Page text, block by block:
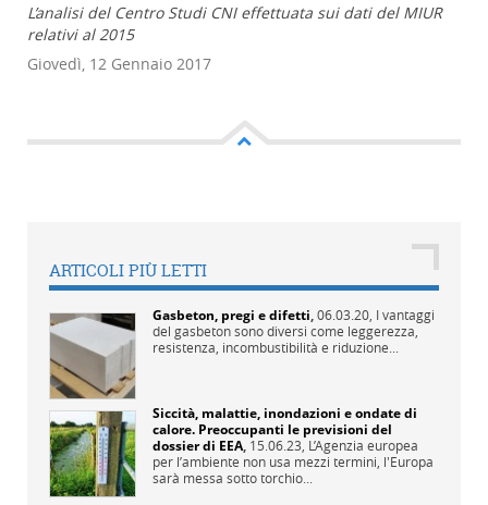
L’analisi del Centro Studi CNI effettuata sui dati del MIUR
relativi al 2015
Giovedì, 12 Gennaio 2017
ARTICOLI PIÙ LETTI
Gasbeton, pregi e difetti,06.03.20, I vantaggi
del gasbeton sono diversi come leggerezza,
resistenza, incombustibilità e riduzione...
Siccità, malattie, inondazioni e ondate di
calore. Preoccupanti le previsioni del
dossier di EEA, 15.06.23, L’Agenzia europea
per l’ambiente non usa mezzi termini, l'Europa
sarà messa sotto torchio...